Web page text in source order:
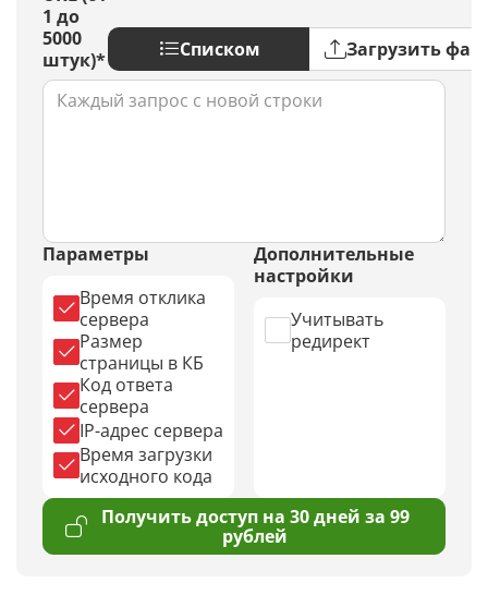
1 до
5000
штук)*
Списком Загрузить
Параметры
Время отклика
сервера
Размер
страницы в КБ
Код ответа
сервера
IP-адрес сервера
Время загрузки
исходного кода
Дополнительные
настройки
Учитывать
редирект
Получить доступ на 30 дней за 99
рублей